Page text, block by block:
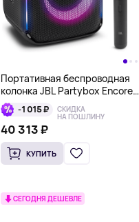
Портативная беспроводная
колонка JBL Partybox Encore
с микрофоном
-1 015 ₽ СКИДКА
НА ПОШЛИНУ
40 313 ₽
КУПИТЬ
СЕГОДНЯ ДЕШЕВЛЕ